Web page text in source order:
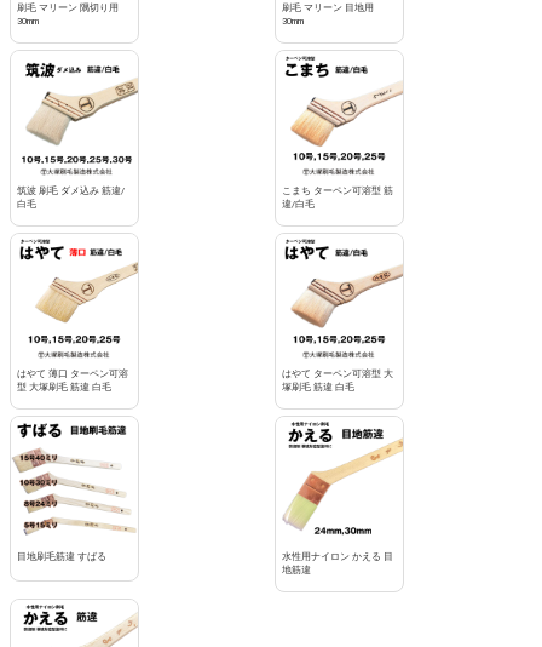
刷毛 マリーン 隅切り用
30mm
刷毛 マリーン 目地用
30mm
筑波 刷毛 ダメ込み 筋違/
白毛
こまち ターペン可溶型 筋
違/白毛
はやて 薄口 ターペン可溶
型 大塚刷毛 筋違 白毛
はやて ターペン可溶型 大
塚刷毛 筋違 白毛
目地刷毛筋違 すばる
水性用ナイロン かえる 目
地筋違